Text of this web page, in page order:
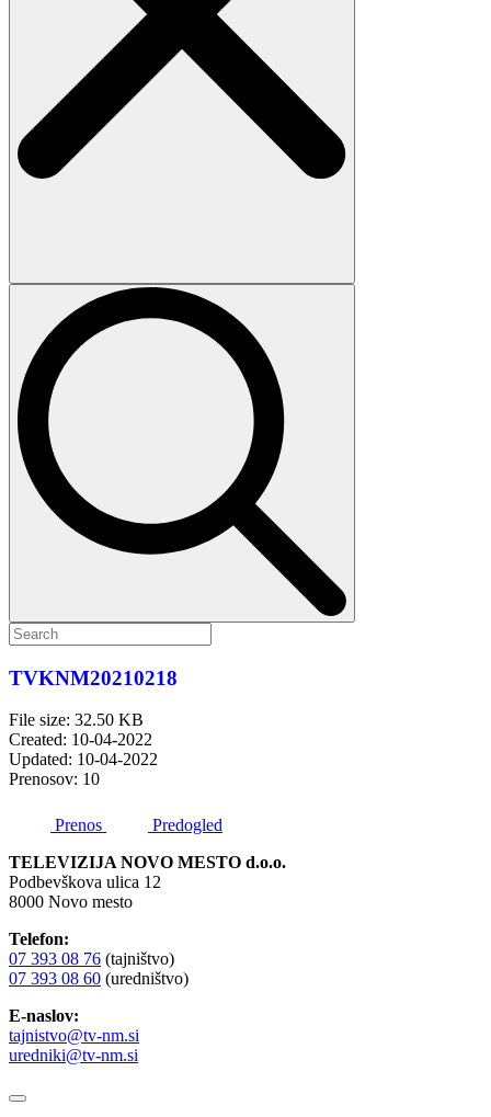
TVKNM20210218
File size: 32.50 KB
Created: 10-04-2022
Updated: 10-04-2022
Prenosov: 10
Prenos
Predogled
TELEVIZIJA NOVO MESTO d.o.o.
Podbevškova ulica 12
8000 Novo mesto
Telefon:
07 393 08 76 (tajništvo)
07 393 08 60 (uredništvo)
E-naslov:
tajnistvo@tv-nm.si
uredniki@tv-nm.si